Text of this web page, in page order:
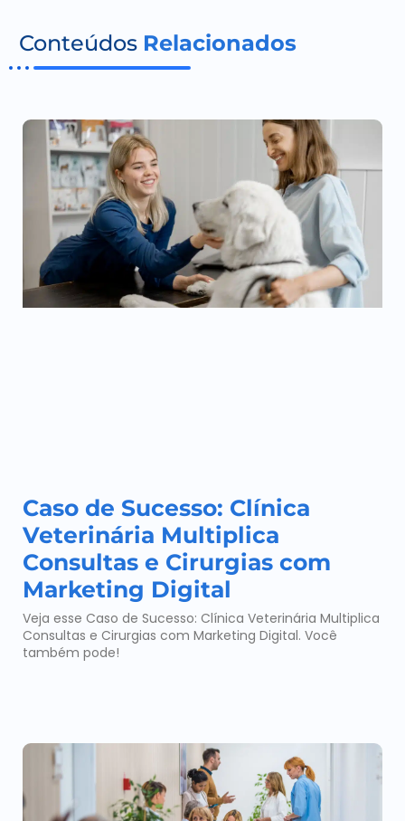
Conteúdos Relacionados
Caso de Sucesso: Clínica
Veterinária Multiplica
Consultas e Cirurgias com
Marketing Digital
Veja esse Caso de Sucesso: Clínica Veterinária Multiplica
Consultas e Cirurgias com Marketing Digital. Você
também pode!